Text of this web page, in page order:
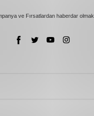
ve Fırsatlardan haberdar